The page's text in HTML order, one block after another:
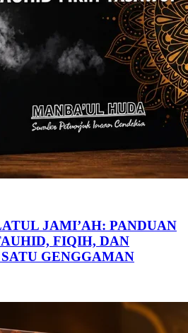
JAMI’AH: PANDUAN
FIQIH, DAN
GENGGAMAN